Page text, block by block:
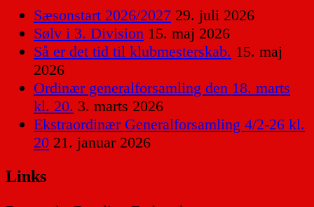
Sæsonstart 2026/2027 29. juli 2026
Sølv i 3. Division 15. maj 2026
Så er det tid til klubmesterskab. 15. maj
2026
Ordinær generalforsamling den 18. marts
kl. 20. 3. marts 2026
Ekstraordinær Generalforsamling 4/2-26 kl.
20 21. januar 2026
Links